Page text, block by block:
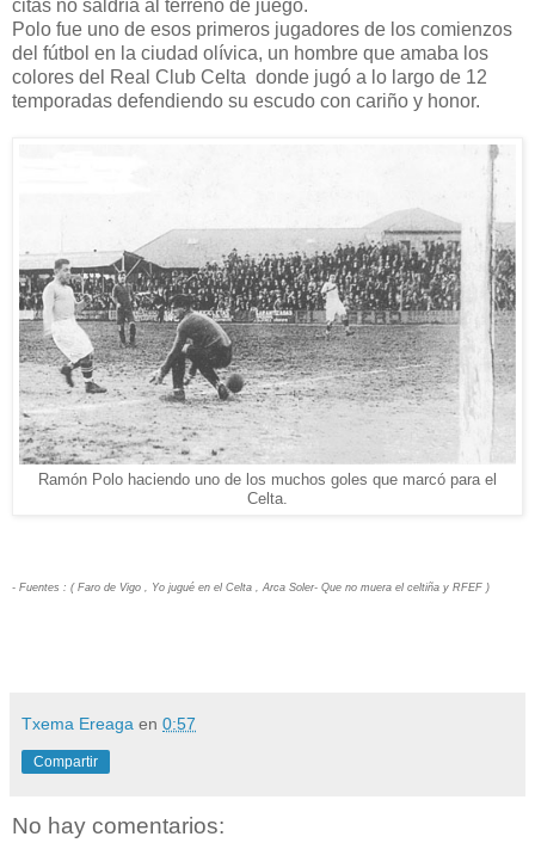
citas no saldría al terreno de juego.
Polo fue uno de esos primeros jugadores de los comienzos
del fútbol en la ciudad olívica, un hombre que amaba los
colores del Real Club Celta donde jugó a lo largo de 12
temporadas defendiendo su escudo con cariño y honor.
Ramón Polo haciendo uno de los muchos goles que marcó para el
Celta.
- Fuentes : ( Faro de Vigo , Yo jugué en el Celta , Arca Soler- Que no muera el celtiña y RFEF )
Txema Ereaga en 0:57
Compartir
No hay comentarios: